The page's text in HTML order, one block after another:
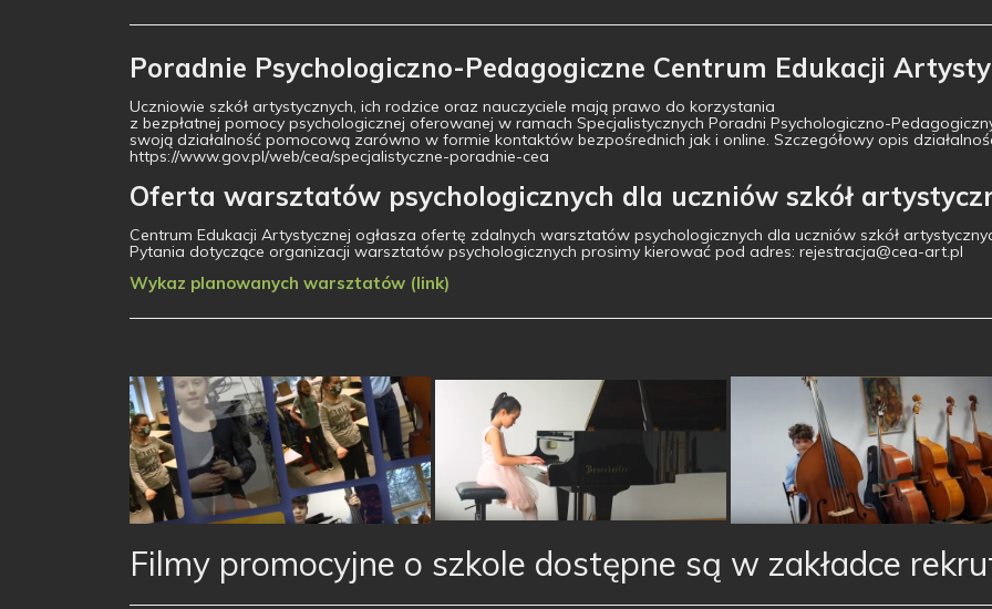
Poradnie Psychologiczno-Pedagogiczne Centrum Edukacji
Uczniowie szkół artystycznych, ich rodzice oraz nauczyciele mają prawo do korzystania
z bezpłatnej pomocy psychologicznej oferowanej w ramach Specjalistycznych Poradni Psychologiczno-
swoją działalność pomocową zarówno w formie kontaktów bezpośrednich jak i online. Szczegółowy opis
https://www.gov.pl/web/cea/specjalistyczne-poradnie-cea
Oferta warsztatów psychologicznych dla uczniów szkół
Centrum Edukacji Artystycznej ogłasza ofertę zdalnych warsztatów psychologicznych dla uczniów szkół
Pytania dotyczące organizacji warsztatów psychologicznych prosimy kierować pod adres: rejestracja@cea-art.pl
Wykaz planowanych warsztatów (link)
Filmy promocyjne o szkole dostępne są w zakładce